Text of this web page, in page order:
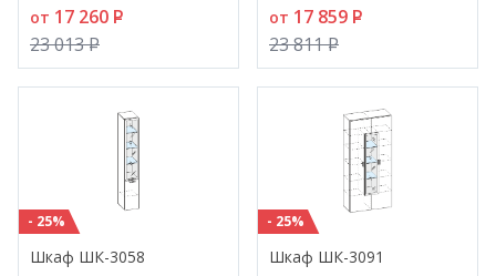
от 17 260 P
23 013P
от 17 859 P
23 811P
- 25%
Шкаф ШК-3058
- 25%
Шкаф ШК-3091